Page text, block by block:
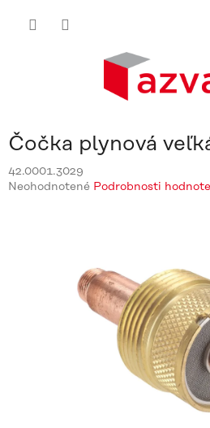
Čočka plynová
42.0001.3029
Priemerné
Neohodnotené Podrobnosti